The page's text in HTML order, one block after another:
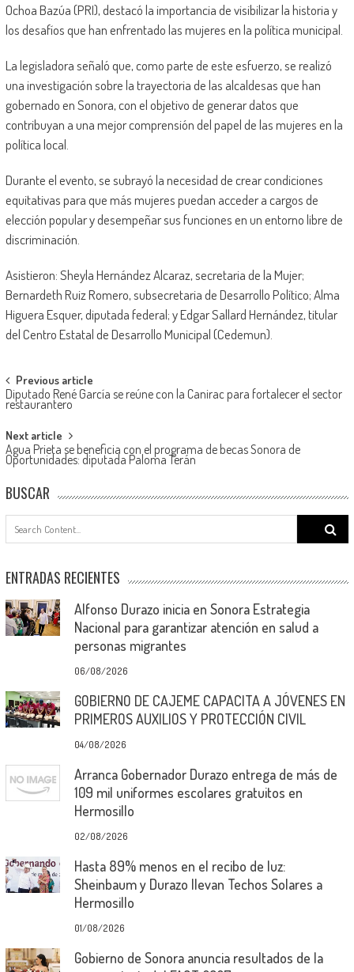
Ochoa Bazúa (PRI), destacó la importancia de visibilizar la historia y
los desafíos que han enfrentado las mujeres en la política municipal.
La legisladora señaló que, como parte de este esfuerzo, se realizó
una investigación sobre la trayectoria de las alcaldesas que han
gobernado en Sonora, con el objetivo de generar datos que
contribuyan a una mejor comprensión del papel de las mujeres en la
política local.
Durante el evento, se subrayó la necesidad de crear condiciones
equitativas para que más mujeres puedan acceder a cargos de
elección popular y desempeñar sus funciones en un entorno libre de
discriminación.
Asistieron: Sheyla Hernández Alcaraz, secretaria de la Mujer;
Bernardeth Ruiz Romero, subsecretaria de Desarrollo Político; Alma
Higuera Esquer, diputada federal; y Edgar Sallard Hernández, titular
del Centro Estatal de Desarrollo Municipal (Cedemun).
Post
navigation
Previous article
Diputado René García se reúne con la Canirac para fortalecer el sector
restaurantero
Next article
Agua Prieta se beneficia con el programa de becas Sonora de
Oportunidades: diputada Paloma Terán
BUSCAR
Search
ENTRADAS RECIENTES
Alfonso Durazo inicia en Sonora Estrategia
Nacional para garantizar atención en salud a
personas migrantes
06/08/2026
GOBIERNO DE CAJEME CAPACITA A JÓVENES EN
PRIMEROS AUXILIOS Y PROTECCIÓN CIVIL
04/08/2026
Arranca Gobernador Durazo entrega de más de
109 mil uniformes escolares gratuitos en
Hermosillo
02/08/2026
Hasta 89% menos en el recibo de luz:
Sheinbaum y Durazo llevan Techos Solares a
Hermosillo
01/08/2026
Gobierno de Sonora anuncia resultados de la